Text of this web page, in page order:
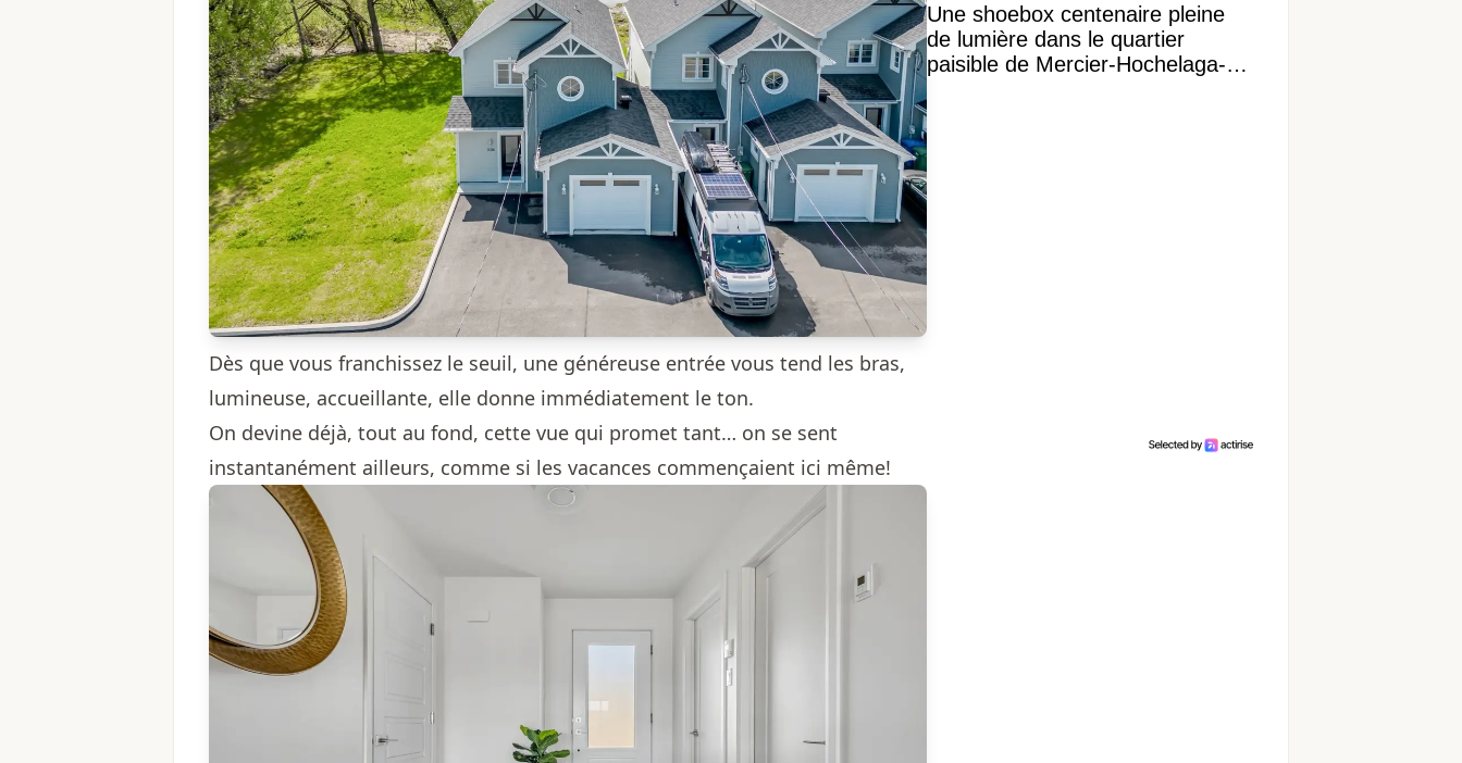
Dès que vous franchissez le seuil, une généreuse entrée vous tend les bras,
lumineuse, accueillante, elle donne immédiatement le ton.
On devine déjà, tout au fond, cette vue qui promet tant… on se sent
instantanément ailleurs, comme si les vacances commençaient ici même!
Une shoebox centenaire pleine
de lumière dans le quartier
paisible de Mercier-Hochelaga-